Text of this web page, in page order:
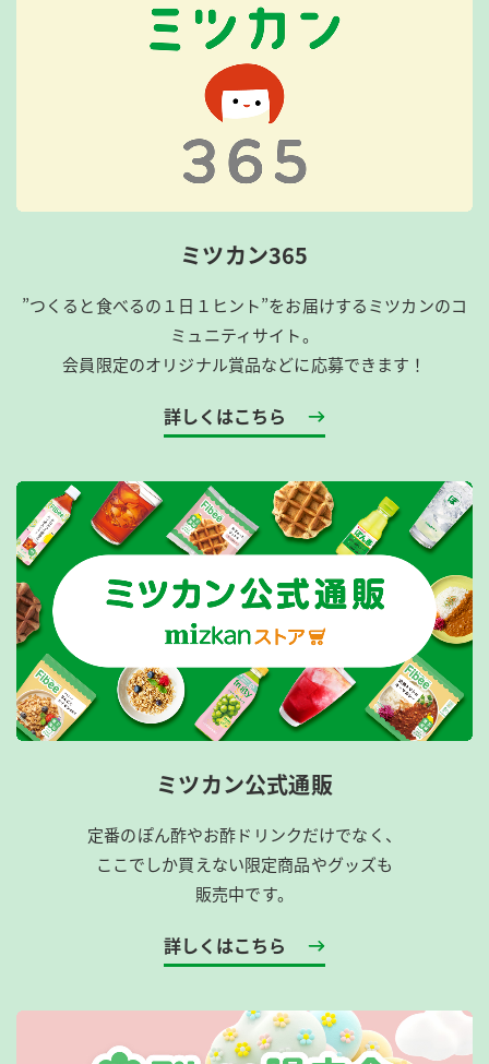
ミツカン365
”つくると食べるの１日１ヒント”をお届けするミツカンのコ
ミュニティサイト。
会員限定のオリジナル賞品などに応募できます！
詳しくはこちら
ミツカン公式通販
定番のぽん酢やお酢ドリンクだけでなく、
ここでしか買えない限定商品やグッズも
販売中です。
詳しくはこちら